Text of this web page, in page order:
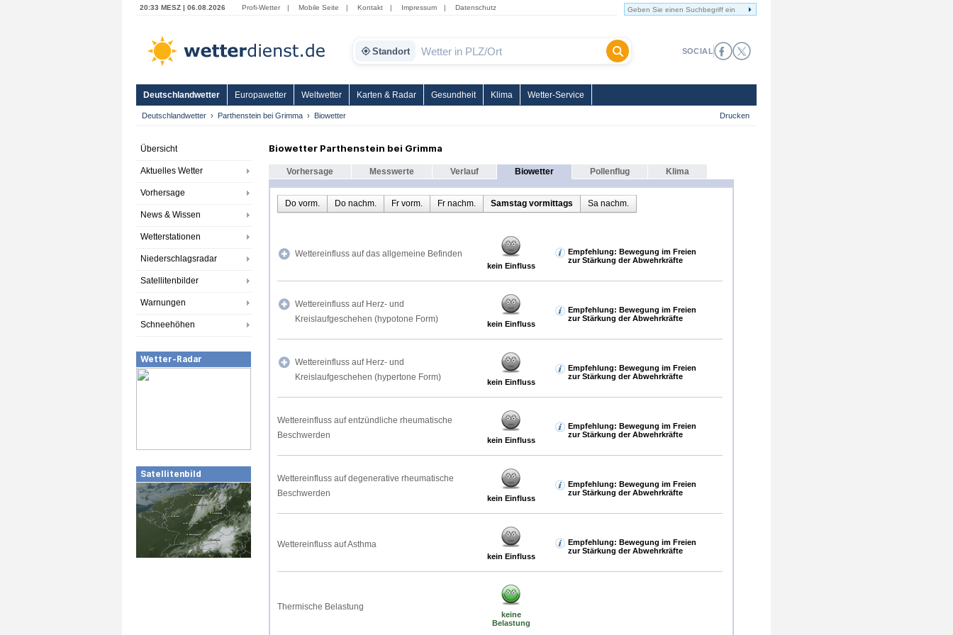
20:33 MESZ | 06.08.2026 Profi-Wetter | Mobile Seite | Kontakt | Impressum | Datenschutz
Standort SOCIAL
Deutschlandwetter Europawetter Weltwetter Karten & Radar Gesundheit Klima Wetter-Service
Deutschlandwetter Parthenstein bei Grimma Biowetter Drucken
Übersicht
Aktuelles Wetter
Vorhersage
News & Wissen
Wetterstationen
Niederschlagsradar
Satellitenbilder
Warnungen
Schneehöhen
Wetter-Radar
Satellitenbild
Biowetter Parthenstein bei Grimma
Vorhersage Messwerte Verlauf Biowetter Pollenflug Klima
Do vorm. Do nachm. Fr vorm. Fr nachm. Samstag vormittags Sa nachm.
Wettereinfluss auf das allgemeine Befinden
kein Einfluss
Empfehlung: Bewegung im Freien
zur Stärkung der Abwehrkräfte
Wettereinfluss auf Herz- und
Kreislaufgeschehen (hypotone Form)
kein Einfluss
Empfehlung: Bewegung im Freien
zur Stärkung der Abwehrkräfte
Wettereinfluss auf Herz- und
Kreislaufgeschehen (hypertone Form)
kein Einfluss
Empfehlung: Bewegung im Freien
zur Stärkung der Abwehrkräfte
Wettereinfluss auf entzündliche rheumatische
Beschwerden
kein Einfluss
Empfehlung: Bewegung im Freien
zur Stärkung der Abwehrkräfte
Wettereinfluss auf degenerative rheumatische
Beschwerden
kein Einfluss
Empfehlung: Bewegung im Freien
zur Stärkung der Abwehrkräfte
Wettereinfluss auf Asthma
kein Einfluss
Empfehlung: Bewegung im Freien
zur Stärkung der Abwehrkräfte
Thermische Belastung
keine
Belastung